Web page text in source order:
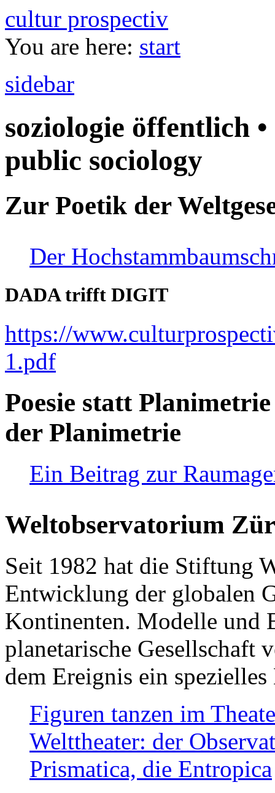
cultur prospectiv
You are here: start
sidebar
soziologie öffentlich
public sociology
Zur Poetik der
Der
DADA trifft DIGIT
https://
1.pdf
Poesie statt
der Planimetrie
Ein Beitrag zur
Weltobservatorium
Seit 1982 hat die Stiftung
Entwicklung der globalen
Kontinenten. Modelle und
planetarische Gesellschaft
dem Ereignis ein
Figuren tanzen im
Welttheater: der
Prismatica, die Entropica